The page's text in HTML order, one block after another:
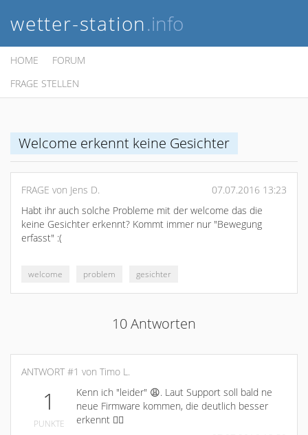
wetter-station.info
HOME
FORUM
FRAGE STELLEN
Welcome erkennt keine Gesichter
FRAGE von Jens D.
07.07.2016 13:23
Habt ihr auch solche Probleme mit der welcome das die
keine Gesichter erkennt? Kommt immer nur "Bewegung
erfasst" :(
welcome problem gesichter
10 Antworten
ANTWORT #1 von Timo L.
1
PUNKTE
Kenn ich "leider" 😩. Laut Support soll bald ne
neue Firmware kommen, die deutlich besser
erkennt 👍🏼